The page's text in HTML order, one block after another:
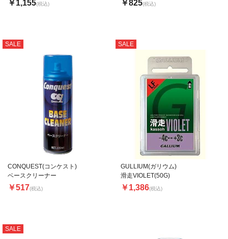
￥1,155(税込) ￥825(税込)
SALE
CONQUEST(コンケスト)
ベースクリーナー
￥517(税込)
SALE
GULLIUM(ガリウム)
滑走VIOLET(50G)
￥1,386(税込)
SALE